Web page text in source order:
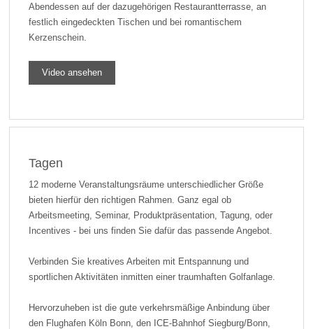
Abendessen auf der dazugehörigen Restaurantterrasse, an
festlich eingedeckten Tischen und bei romantischem
Kerzenschein.
Video ansehen
Tagen
12 moderne Veranstaltungsräume unterschiedlicher Größe
bieten hierfür den richtigen Rahmen. Ganz egal ob
Arbeitsmeeting, Seminar, Produktpräsentation, Tagung, oder
Incentives - bei uns finden Sie dafür das passende Angebot.
Verbinden Sie kreatives Arbeiten mit Entspannung und
sportlichen Aktivitäten inmitten einer traumhaften Golfanlage.
Hervorzuheben ist die gute verkehrsmäßige Anbindung über
den Flughafen Köln Bonn, den ICE-Bahnhof Siegburg/Bonn,